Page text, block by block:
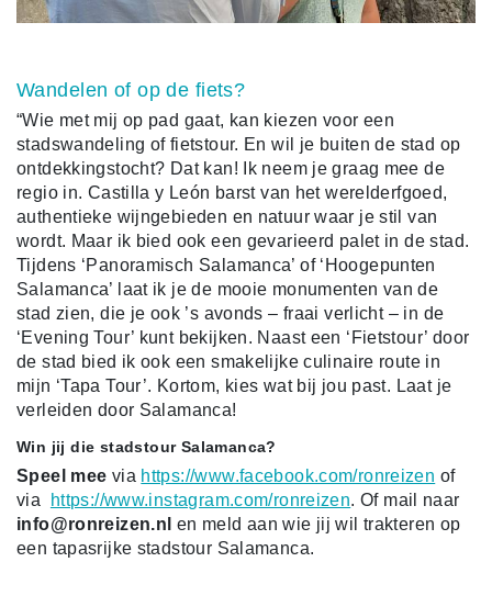
Wandelen of op de fiets?
“Wie met mij op pad gaat, kan kiezen voor een
stadswandeling of fietstour. En wil je buiten de stad op
ontdekkingstocht? Dat kan! Ik neem je graag mee de
regio in. Castilla y León barst van het werelderfgoed,
authentieke wijngebieden en natuur waar je stil van
wordt. Maar ik bied ook een gevarieerd palet in de stad.
Tijdens ‘Panoramisch Salamanca’ of ‘Hoogepunten
Salamanca’ laat ik je de mooie monumenten van de
stad zien, die je ook ’s avonds – fraai verlicht – in de
‘Evening Tour’ kunt bekijken. Naast een ‘Fietstour’ door
de stad bied ik ook een smakelijke culinaire route in
mijn ‘Tapa Tour’. Kortom, kies wat bij jou past. Laat je
verleiden door Salamanca!
Win jij die stadstour Salamanca?
Speel mee via https://www.facebook.com/ronreizen of
via
https://www.instagram.com/ronreizen. Of mail naar
info@ronreizen.nl en meld aan wie jij wil trakteren op
een tapasrijke stadstour Salamanca.